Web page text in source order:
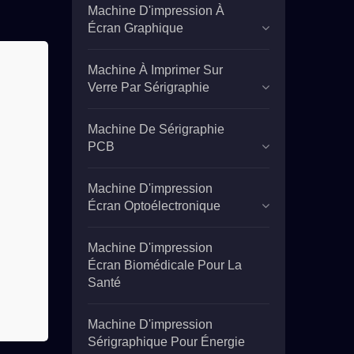
Machine D'impression À
Écran Graphique
Machine À Imprimer Sur
Verre Par Sérigraphie
Machine De Sérigraphie
PCB
Machine D'impression
Écran Optoélectronique
Machine D'impression
Écran Biomédicale Pour La
Santé
Machine D'impression
Sérigraphique Pour Énergie